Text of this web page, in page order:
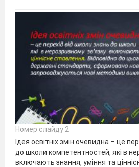
Номер слайду 2
Ідея освітніх змін очевидна – це
до школи компетентностей, які в
включають знання, уміння та